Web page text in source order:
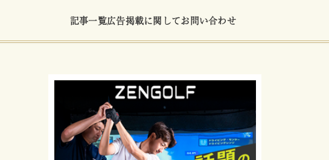
記事一覧広告掲載に関してお問い合わせ